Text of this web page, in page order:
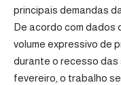
principais demandas
De acordo com dados
volume expressivo de
durante o recesso das
fevereiro, o trabalho